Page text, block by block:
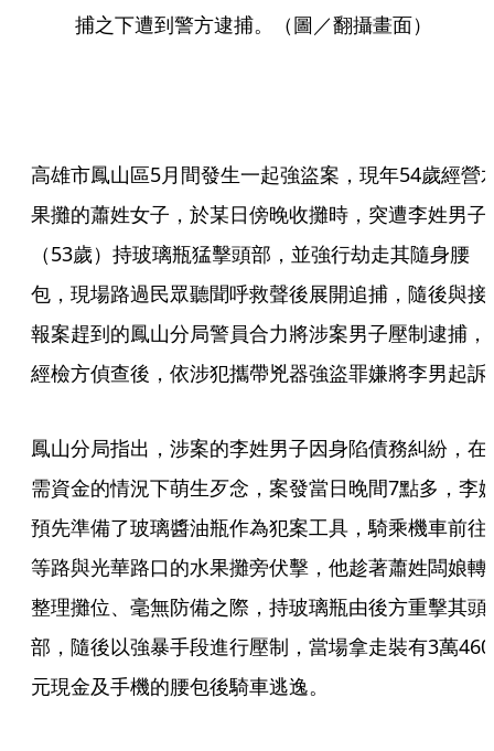
捕之下遭到警方逮捕。（圖／翻攝畫面）
高雄市鳳山區5月間發生一起強盜案，現年54歲經營
果攤的蕭姓女子，於某日傍晚收攤時，突遭李姓男子
（53歲）持玻璃瓶猛擊頭部，並強行劫走其隨身腰
包，現場路過民眾聽聞呼救聲後展開追捕，隨後與接
報案趕到的鳳山分局警員合力將涉案男子壓制逮捕，
經檢方偵查後，依涉犯攜帶兇器強盜罪嫌將李男起訴
鳳山分局指出，涉案的李姓男子因身陷債務糾紛，在
需資金的情況下萌生歹念，案發當日晚間7點多，李
預先準備了玻璃醬油瓶作為犯案工具，騎乘機車前往
等路與光華路口的水果攤旁伏擊，他趁著蕭姓闆娘轉
整理攤位、毫無防備之際，持玻璃瓶由後方重擊其頭
部，隨後以強暴手段進行壓制，當場拿走裝有3萬
元現金及手機的腰包後騎車逃逸。